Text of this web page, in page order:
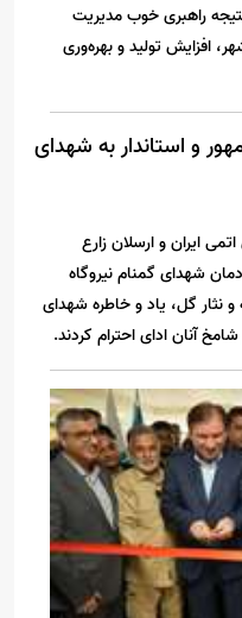
راهبری خوب مدیریت
افزایش تولید و بهره‌وری
و استاندار به شهدای
ایران و ارسلان زارع
شهدای گمنام نیروگاه
نثار گل، یاد و خاطره شهدای
آنان ادای احترام کردند.